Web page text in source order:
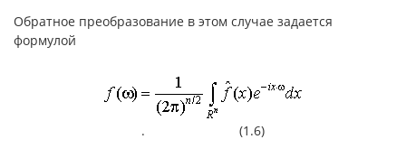
Обратное преобразование в этом случае задается
формулой
. (1.6)